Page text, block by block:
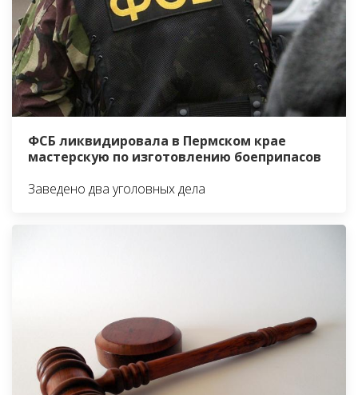
ФСБ ликвидировала в Пермском крае
мастерскую по изготовлению боеприпасов
Заведено два уголовных дела